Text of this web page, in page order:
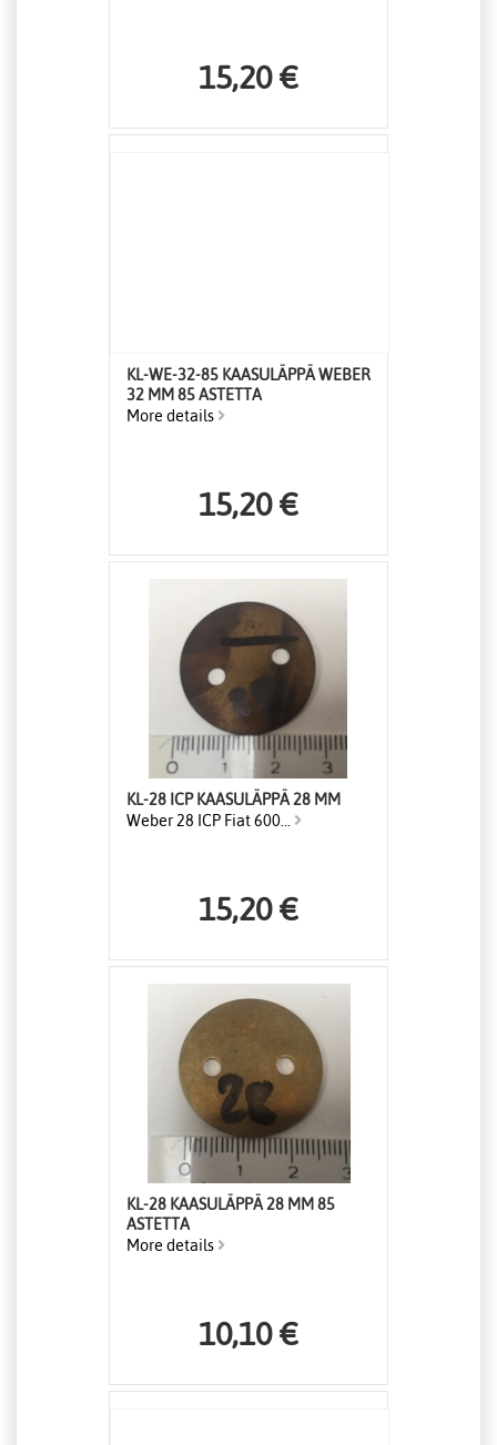
15,20 €
KL-WE-32-85 KAASULÄPPÄ WEBER
32 MM 85 ASTETTA
More details
15,20 €
KL-28 ICP KAASULÄPPÄ 28 MM
Weber 28 ICP Fiat 600...
15,20 €
KL-28 KAASULÄPPÄ 28 MM 85
ASTETTA
More details
10,10 €